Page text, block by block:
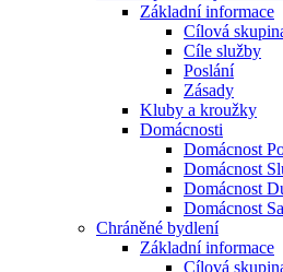
Základní informace
Cílová
Cíle služby
Poslání
Zásady
Kluby a kroužky
Domácnosti
Domácnost
Domácnost
Domácnost
Domácnost
Chráněné bydlení
Základní informace
Cílová